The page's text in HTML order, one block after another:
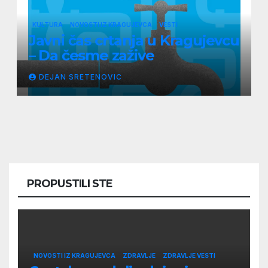
KULTURA NOVOSTI IZ KRAGUJEVCA VESTI
Javni čas crtanja u Kragujevcu
– Da česme zažive
DEJAN SRETENOVIC
PROPUSTILI STE
NOVOSTI IZ KRAGUJEVCA ZDRAVLJE ZDRAVLJE VESTI